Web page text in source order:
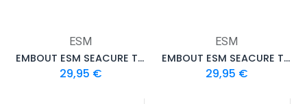
ESM
EMBOUT ESM SEACURE TYPE V
29,95 €
ESM
EMBOUT ESM SEACURE TYPE IV
29,95 €